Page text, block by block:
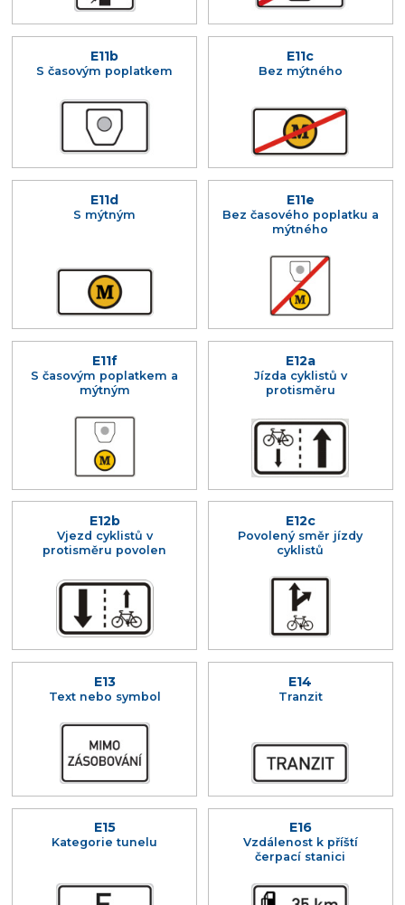
E11b
S časovým poplatkem
E11c
Bez mýtného
E11d
S mýtným
E11e
Bez časového poplatku a
mýtného
E11f
S časovým poplatkem a
mýtným
E12a
Jízda cyklistů v
protisměru
E12b
Vjezd cyklistů v
protisměru povolen
E12c
Povolený směr jízdy
cyklistů
E13
Text nebo symbol
E14
Tranzit
E15
Kategorie tunelu
E16
Vzdálenost k příští
čerpací stanici